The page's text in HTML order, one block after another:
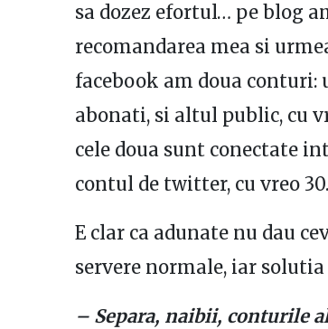
sa dozez efortul… pe blog
recomandarea mea si
facebook am doua conturi:
abonati, si altul public, cu
cele doua sunt conectate
contul de twitter, cu vreo
E clar ca adunate nu dau
servere normale, iar
– Separa, naibii, conturile